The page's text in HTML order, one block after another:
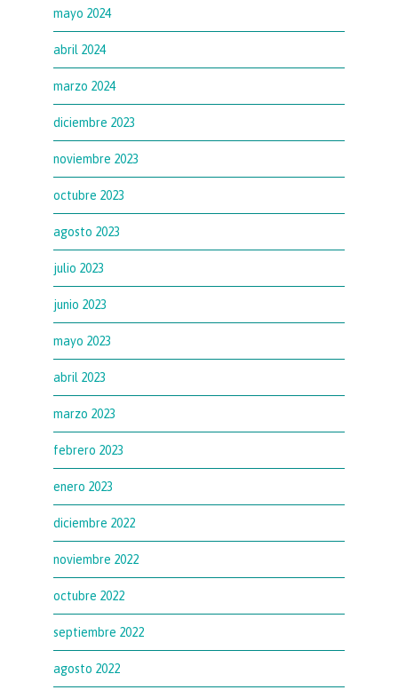
mayo 2024
abril 2024
marzo 2024
diciembre 2023
noviembre 2023
octubre 2023
agosto 2023
julio 2023
junio 2023
mayo 2023
abril 2023
marzo 2023
febrero 2023
enero 2023
diciembre 2022
noviembre 2022
octubre 2022
septiembre 2022
agosto 2022